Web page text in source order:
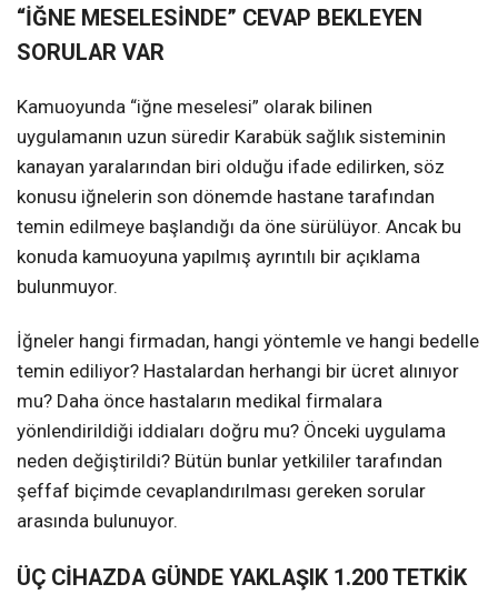
“İĞNE MESELESİNDE” CEVAP BEKLEYEN
SORULAR VAR
Kamuoyunda “iğne meselesi” olarak bilinen
uygulamanın uzun süredir Karabük sağlık sisteminin
kanayan yaralarından biri olduğu ifade edilirken, söz
konusu iğnelerin son dönemde hastane tarafından
temin edilmeye başlandığı da öne sürülüyor. Ancak bu
konuda kamuoyuna yapılmış ayrıntılı bir açıklama
bulunmuyor.
İğneler hangi firmadan, hangi yöntemle ve hangi bedelle
temin ediliyor? Hastalardan herhangi bir ücret alınıyor
mu? Daha önce hastaların medikal firmalara
yönlendirildiği iddiaları doğru mu? Önceki uygulama
neden değiştirildi? Bütün bunlar yetkililer tarafından
şeffaf biçimde cevaplandırılması gereken sorular
arasında bulunuyor.
ÜÇ CİHAZDA GÜNDE YAKLAŞIK 1.200 TETKİK